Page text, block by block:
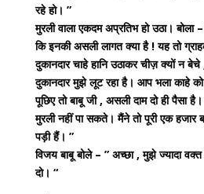
रहे हो। ”
मुरली वाला एकदम अप्रतिभ हो उठा। बोला
कि इनकी असली लागत क्या है ! यह तो
दुकानदार चाहे हानि उठाकर चीज़ क्यों न
दुकानदार मुझे लूट रहा है। आप भला काहे
पूछिए तो बाबू जी , असली दाम दो ही पैसा
मुरली नहीं पा सकते। मैंने तो पूरी एक हजार
पड़ी हैं। ”
विजय बाबू बोले – ” अच्छा , मुझे ज्यादा वक्त
दो। “